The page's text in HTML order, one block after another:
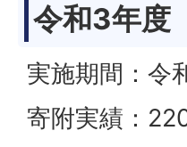
令和3年度
実施期間：令
寄附実績：